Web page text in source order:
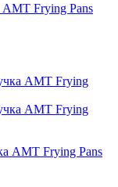
AMT Frying Pans
AMT Frying Pans